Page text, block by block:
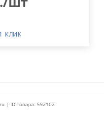
КЛИК
| ID товара: 592102